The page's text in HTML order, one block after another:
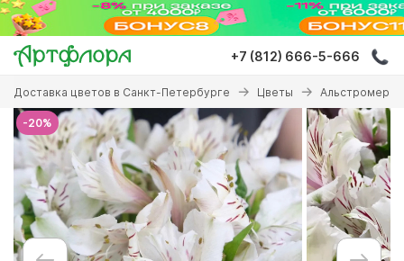
Перейти
основному
содержанию
+7 (812) 666-5-666
Вы
здесь
Доставка цветов в Санкт-Петербурге Цветы Альстромерия
-20%